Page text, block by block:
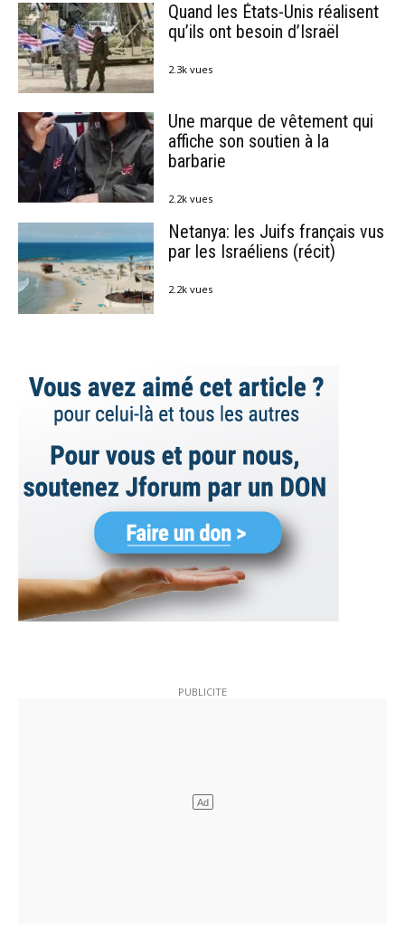
Quand les États-Unis réalisent
qu’ils ont besoin d’Israël
2.3k vues
Une marque de vêtement qui
affiche son soutien à la
barbarie
2.2k vues
Netanya: les Juifs français vus
par les Israéliens (récit)
2.2k vues